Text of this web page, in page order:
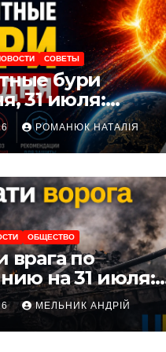
СОВЕТЫ
бури
31 июля:
прогноз и
здоровье
РОМАНЮК НАТАЛІЯ
ОБЩЕСТВО
врага по
на 31 июля:
Генштаба ВСУ
МЕЛЬНИК АНДРІЙ